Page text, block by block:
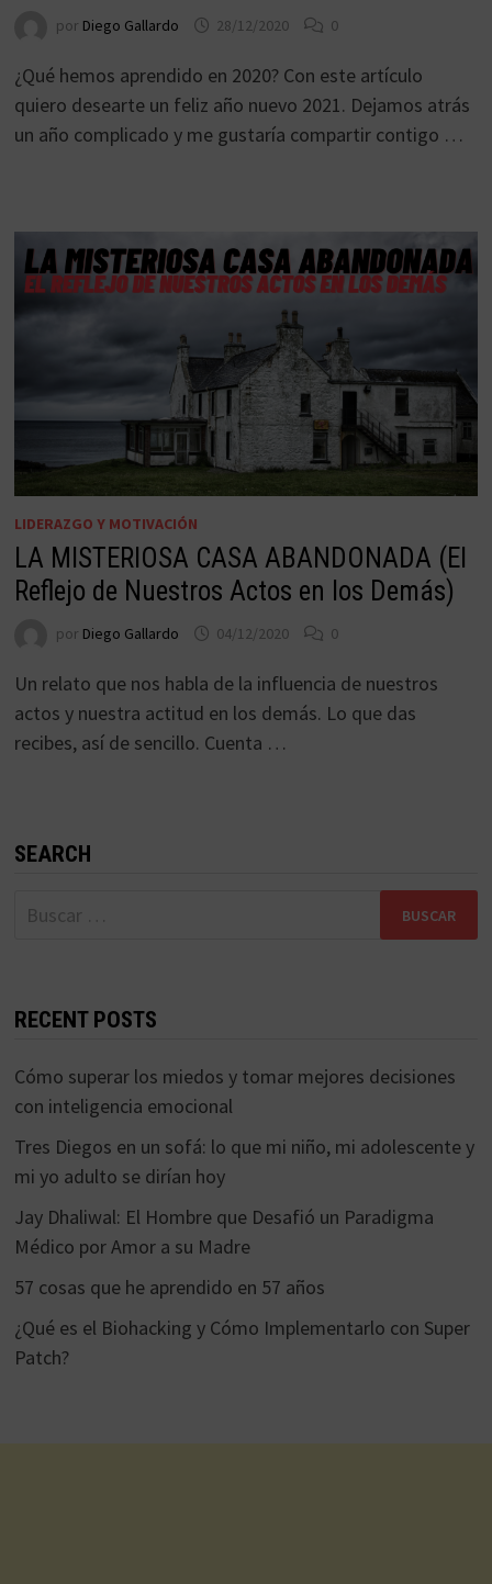
por Diego Gallardo 28/12/2020 0
¿Qué hemos aprendido en 2020? Con este artículo
quiero desearte un feliz año nuevo 2021. Dejamos atrás
un año complicado y me gustaría compartir contigo …
LIDERAZGO Y MOTIVACIÓN
LA MISTERIOSA CASA ABANDONADA (El
Reflejo de Nuestros Actos en los Demás)
por Diego Gallardo 04/12/2020 0
Un relato que nos habla de la influencia de nuestros
actos y nuestra actitud en los demás. Lo que das
recibes, así de sencillo. Cuenta …
SEARCH
Buscar:
RECENT POSTS
Cómo superar los miedos y tomar mejores decisiones
con inteligencia emocional
Tres Diegos en un sofá: lo que mi niño, mi adolescente y
mi yo adulto se dirían hoy
Jay Dhaliwal: El Hombre que Desafió un Paradigma
Médico por Amor a su Madre
57 cosas que he aprendido en 57 años
¿Qué es el Biohacking y Cómo Implementarlo con Super
Patch?